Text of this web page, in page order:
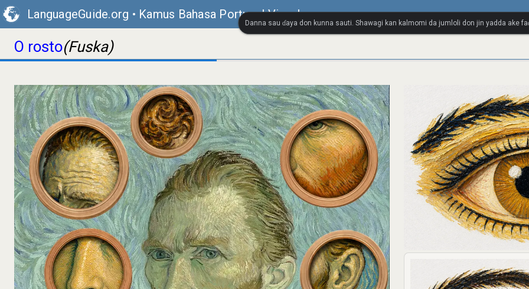
LanguageGuide.org • Kamus Bahasa Portugal Visual
O rosto(Fuska)
Danna sau ɗaya don kunna sauti. Shawagi kan kalmomi da jumloli don jin yadda ake